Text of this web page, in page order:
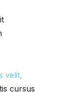
velit,
cursus